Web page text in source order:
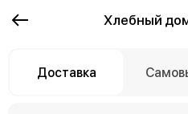
Хлебный
Доставка